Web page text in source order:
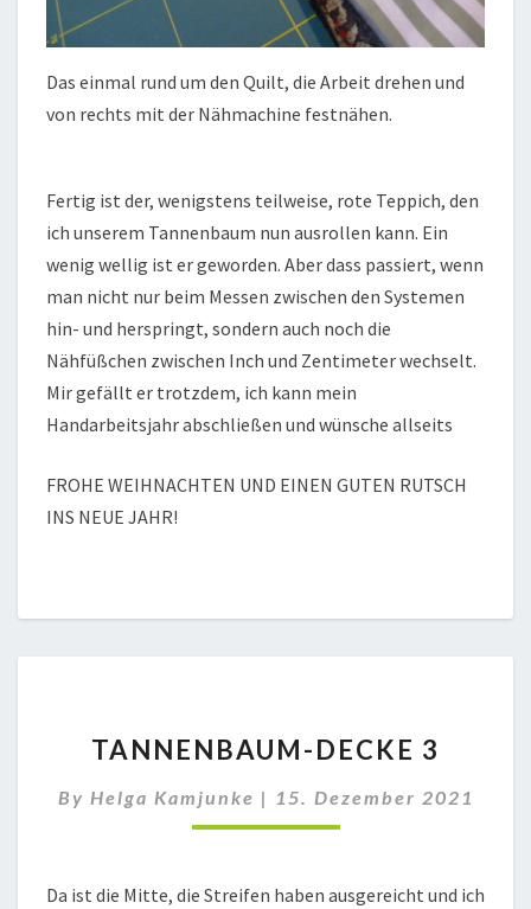
Das einmal rund um den Quilt, die Arbeit drehen und
von rechts mit der Nähmachine festnähen.
Fertig ist der, wenigstens teilweise, rote Teppich, den
ich unserem Tannenbaum nun ausrollen kann. Ein
wenig wellig ist er geworden. Aber dass passiert, wenn
man nicht nur beim Messen zwischen den Systemen
hin- und herspringt, sondern auch noch die
Nähfüßchen zwischen Inch und Zentimeter wechselt.
Mir gefällt er trotzdem, ich kann mein
Handarbeitsjahr abschließen und wünsche allseits
FROHE WEIHNACHTEN UND EINEN GUTEN RUTSCH
INS NEUE JAHR!
DECKE
TANNENBAUM-DECKE 3
By Helga Kamjunke | 15. Dezember 2021
Da ist die Mitte, die Streifen haben ausgereicht und ich